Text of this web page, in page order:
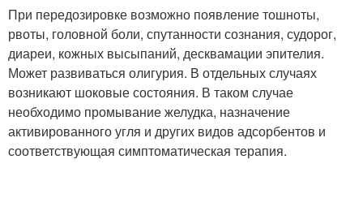
При передозировке возможно появление тошноты,
рвоты, головной боли, спутанности сознания, судорог,
диареи, кожных высыпаний, десквамации эпителия.
Может развиваться олигурия. В отдельных случаях
возникают шоковые состояния. В таком случае
необходимо промывание желудка, назначение
активированного угля и других видов адсорбентов и
соответствующая симптоматическая терапия.